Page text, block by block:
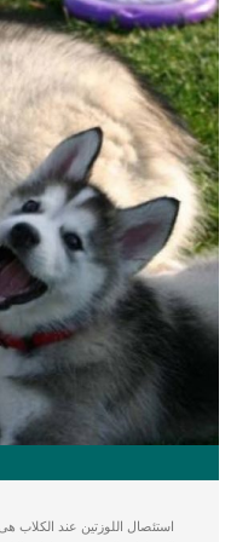
استئصال اللوزتين عند الكلاب